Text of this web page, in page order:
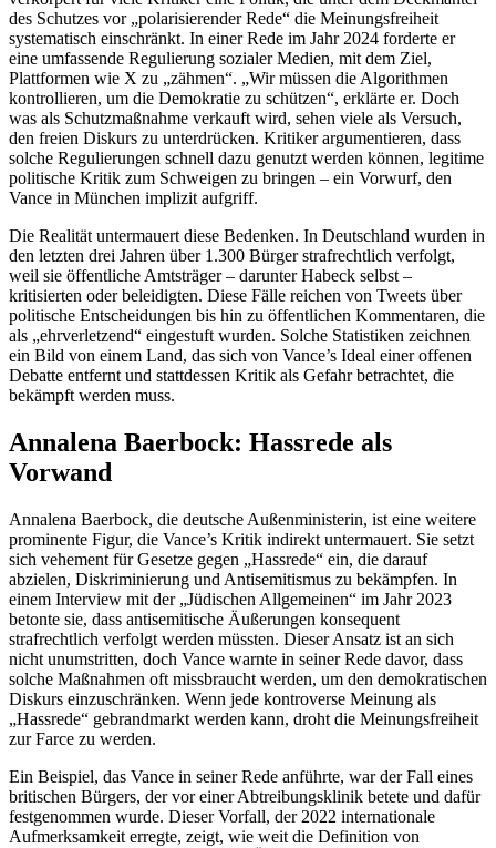
des Schutzes vor „polarisierender Rede“ die Meinungsfreiheit
systematisch einschränkt. In einer Rede im Jahr 2024 forderte er
eine umfassende Regulierung sozialer Medien, mit dem Ziel,
Plattformen wie X zu „zähmen“. „Wir müssen die Algorithmen
kontrollieren, um die Demokratie zu schützen“, erklärte er. Doch
was als Schutzmaßnahme verkauft wird, sehen viele als Versuch,
den freien Diskurs zu unterdrücken. Kritiker argumentieren, dass
solche Regulierungen schnell dazu genutzt werden können, legitime
politische Kritik zum Schweigen zu bringen – ein Vorwurf, den
Vance in München implizit aufgriff.
Die Realität untermauert diese Bedenken. In Deutschland wurden in
den letzten drei Jahren über 1.300 Bürger strafrechtlich verfolgt,
weil sie öffentliche Amtsträger – darunter Habeck selbst –
kritisierten oder beleidigten. Diese Fälle reichen von Tweets über
politische Entscheidungen bis hin zu öffentlichen Kommentaren, die
als „ehrverletzend“ eingestuft wurden. Solche Statistiken zeichnen
ein Bild von einem Land, das sich von Vance’s Ideal einer offenen
Debatte entfernt und stattdessen Kritik als Gefahr betrachtet, die
bekämpft werden muss.
Annalena Baerbock: Hassrede als
Vorwand
Annalena Baerbock, die deutsche Außenministerin, ist eine weitere
prominente Figur, die Vance’s Kritik indirekt untermauert. Sie setzt
sich vehement für Gesetze gegen „Hassrede“ ein, die darauf
abzielen, Diskriminierung und Antisemitismus zu bekämpfen. In
einem Interview mit der „Jüdischen Allgemeinen“ im Jahr 2023
betonte sie, dass antisemitische Äußerungen konsequent
strafrechtlich verfolgt werden müssten. Dieser Ansatz ist an sich
nicht unumstritten, doch Vance warnte in seiner Rede davor, dass
solche Maßnahmen oft missbraucht werden, um den demokratischen
Diskurs einzuschränken. Wenn jede kontroverse Meinung als
„Hassrede“ gebrandmarkt werden kann, droht die Meinungsfreiheit
zur Farce zu werden.
Ein Beispiel, das Vance in seiner Rede anführte, war der Fall eines
britischen Bürgers, der vor einer Abtreibungsklinik betete und dafür
festgenommen wurde. Dieser Vorfall, der 2022 internationale
Aufmerksamkeit erregte, zeigt, wie weit die Definition von